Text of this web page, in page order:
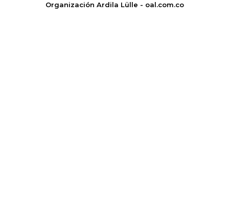
Organización Ardila Lülle - oal.com.co